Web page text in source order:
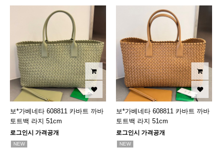
보*가베네타 608811 카바트 까바
토트백 라지 51cm
로그인시 가격공개
NEW
보*가베네타 608811 카바트 까바
토트백 라지 51cm
로그인시 가격공개
NEW